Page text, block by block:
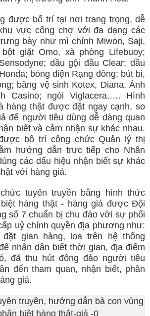
được bố trí tại nơi trang trọng, dễ
vực cổng chợ với đa dạng các
bày như mì chính Miwon, Saji,
bột giặt Omo, xà phòng Lifebuoy;
dầu gội đầu Clear; dầu
bóng điện Rạng đông; bút bi,
băng vệ sinh Kotex, Diana, Ánh
Casino; ngói Viglacera,…. Hình
hàng thật được đặt ngay cạnh, so
để người tiêu dùng dễ dàng quan
biết và cảm nhận sự khác nhau.
bố trí công chức Quản lý thị
hướng dẫn trực tiếp cho Nhân
các dấu hiệu nhận biết sự khác
với hàng giả.
tuyên truyền bằng hình thức
hàng thật - hàng giả được Đội
số 7 chuẩn bị chu đáo với sự phối
uỷ chính quyền địa phương như:
gian hàng, loa trên hệ thống
nhân dân biết thời gian, địa điểm
đã thu hút đông đảo người tiêu
đến tham quan, nhận biết, phân
giả.